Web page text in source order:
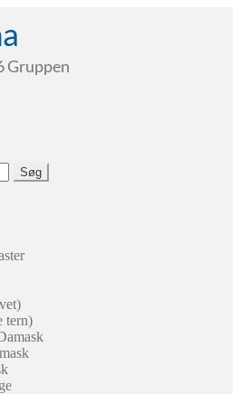
Søg
tern)